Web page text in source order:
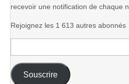
recevoir une notification de chaque
Rejoignez les 1 613 autres abonnés
e-
mail :
Souscrire